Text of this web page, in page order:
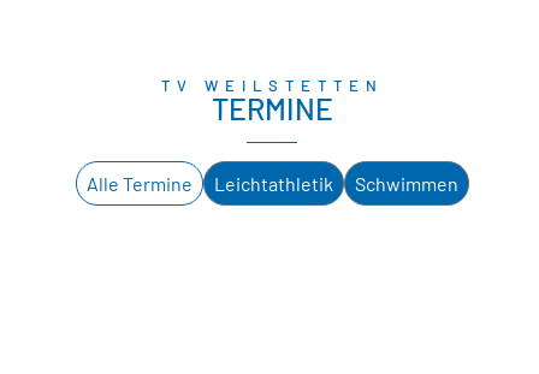
TV WEILSTETTEN
TERMINE
Leichtathletik Schwimmen
Alle Termine